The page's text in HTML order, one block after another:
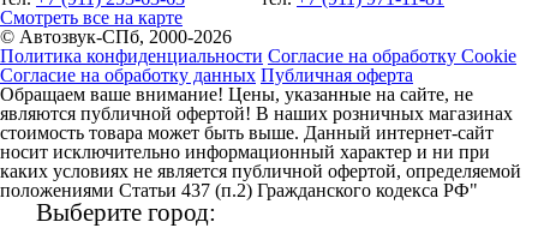
Смотреть все на карте
© Автозвук-СПб, 2000-2026
Политика конфиденциальности Согласие на обработку Cookie
Согласие на обработку данных Публичная оферта
Обращаем ваше внимание! Цены, указанные на сайте, не
являются публичной офертой! В наших розничных магазинах
стоимость товара может быть выше. Данный интернет-сайт
носит исключительно информационный характер и ни при
каких условиях не является публичной офертой, определяемой
положениями Статьи 437 (п.2) Гражданского кодекса РФ"
Выберите город: